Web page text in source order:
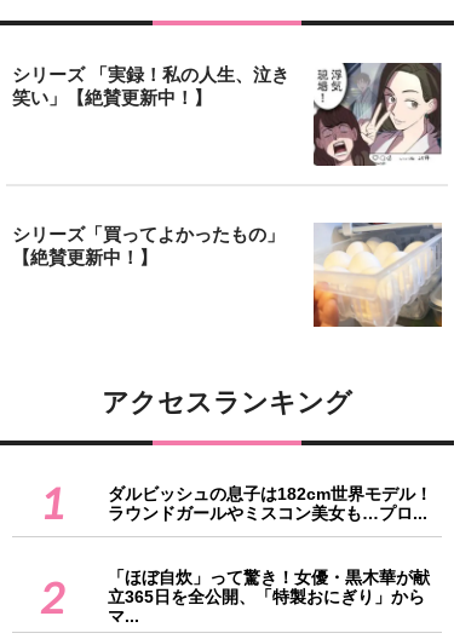
シリーズ 「実録！私の人生、泣き
笑い」【絶賛更新中！】
シリーズ「買ってよかったもの」
【絶賛更新中！】
アクセスランキング
1
ダルビッシュの息子は182cm世界モデル！
ラウンドガールやミスコン美女も…プロ...
2
「ほぼ自炊」って驚き！女優・黒木華が献
立365日を全公開、「特製おにぎり」から
マ...